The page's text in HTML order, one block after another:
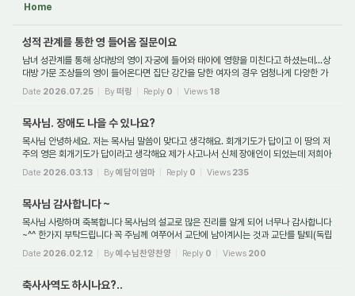
Home
성적 관계를 통한 영 들어옴 질문이요
남녀 성관계를 통해 상대방의 영이 자궁에 들어와 태아에 영향을 미친다고 하셨는데...상
대방 가문 조상들의 영이 들어온다면 집단 강간을 당한 여자의 경우 엄청나게 다양한 가
문 조상의 영이 들어온다는 것인데, 성경에 이러한 여자는 죄가 없다 나오지 않나...
Date 2026.07.25 By떠링 Reply 0 Views 18
목사님. 장애도 나을 수 있나요?
목사님 안녕하세요. 저는 목사님 말씀이 맞다고 생각해요. 회개기도가 답이고 이 땅의 저
주의 영은 회개기도가 답이라고 생각해요 제가 사고나서 신체 장애인이 되었는데 저희아
이가 이번에 지적장애 복지카드를 발급받게 생겼네요 저희 아이가 지능이 낮아요....
Date 2026.03.13 By예담이엄마 Reply 0 Views 235
목사님 감사합니다 ~
목사님 사랑하며 축복합니다 목사님의 설교로 많은 진리를 알게 되어 너무나 감사합니다
~^^ 한가지 부탁드립니다 꼭 주님께 여쭈어서 교단에 남아계시는 것과 교단를 탈퇴(독립
교단)하시는 것을 주님께 여쭤보셨으면 합니다 결국 나중에 교단이 발목을 잡기 ...
Date 2026.02.12 By예수님찬양찬양 Reply 0 Views 200
축사사역도 하시나요?..